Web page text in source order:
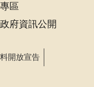
區
府資訊公開
開放宣告